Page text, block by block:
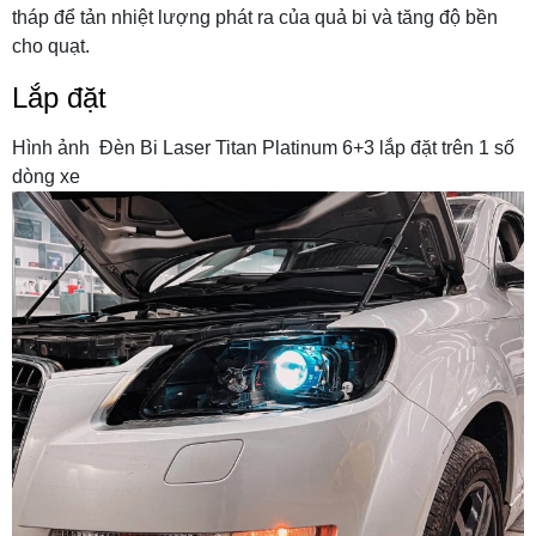
tháp để tản nhiệt lượng phát ra của quả bi và tăng độ bền
cho quạt.
Lắp đặt
Hình ảnh Đèn Bi Laser Titan Platinum 6+3 lắp đặt trên 1 số
dòng xe